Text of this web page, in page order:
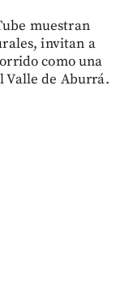
muestran
invitan a
como una
Valle de Aburrá.